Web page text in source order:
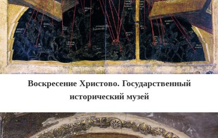
Воскресение Христово. Государственный
исторический музей